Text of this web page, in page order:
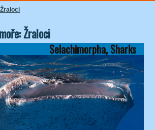
Žraloci
Žraloci
Selachimorpha, Sharks